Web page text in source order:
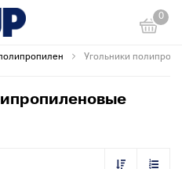
0
Угольники